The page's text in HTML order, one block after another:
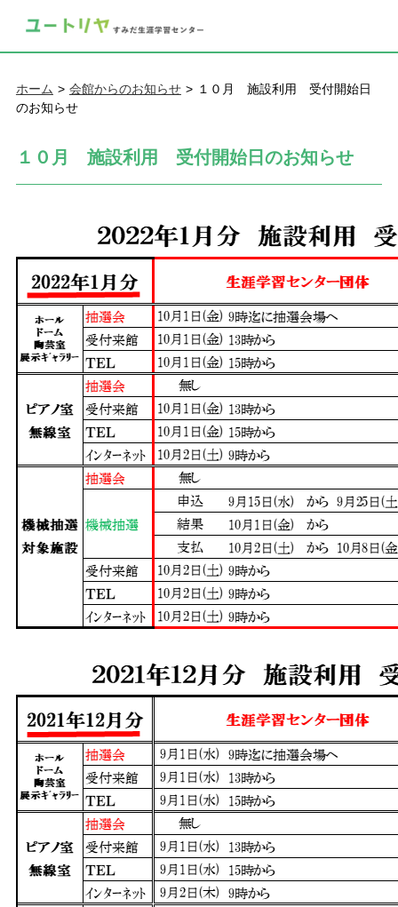
ホーム 会館からのお知らせ
１０月 施設利用 受付開始日
のお知らせ
１０月 施設利用 受付開始日のお知らせ